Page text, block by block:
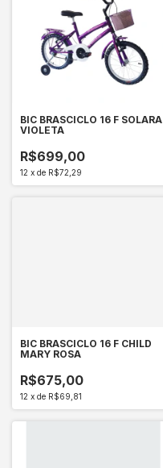
BIC BRASCICLO 16 F SOLARA
VIOLETA
R$699,00
12 x de R$72,29
BIC BRASCICLO 16 F CHILD
MARY ROSA
R$675,00
12 x de R$69,81